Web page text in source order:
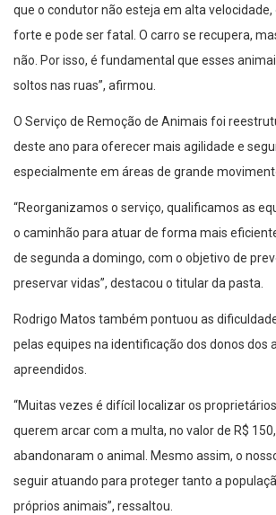
que o condutor não esteja em alta
forte e pode ser fatal. O carro se recupera,
não. Por isso, é fundamental que esses
soltos nas ruas”, afirmou.
O Serviço de Remoção de Animais foi
deste ano para oferecer mais agilidade e
especialmente em áreas de grande
“Reorganizamos o serviço, qualificamos as
o caminhão para atuar de forma mais
de segunda a domingo, com o objetivo de
preservar vidas”, destacou o titular da pasta.
Rodrigo Matos também pontuou as
pelas equipes na identificação dos donos dos
apreendidos.
“Muitas vezes é difícil localizar os
querem arcar com a multa, no valor de R$
abandonaram o animal. Mesmo assim, o
seguir atuando para proteger tanto a
próprios animais”, ressaltou.